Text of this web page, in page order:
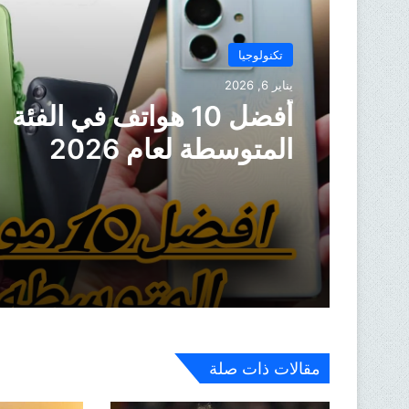
تكنولوجيا
يناير 6, 2026
أفضل 10 هواتف في الفئة
المتوسطة لعام 2026
مقالات ذات صلة